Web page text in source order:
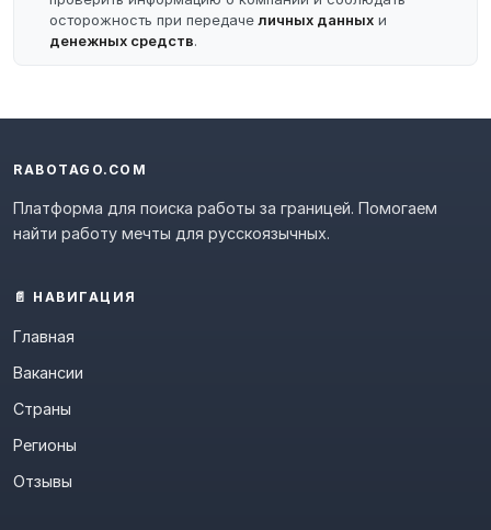
осторожность при передачеличных данных и
денежных средств.
RABOTAGO.COM
Платформа для поиска работы за границей. Помогаем
найти работу мечты для русскоязычных.
📄 НАВИГАЦИЯ
Главная
Вакансии
Страны
Регионы
Отзывы